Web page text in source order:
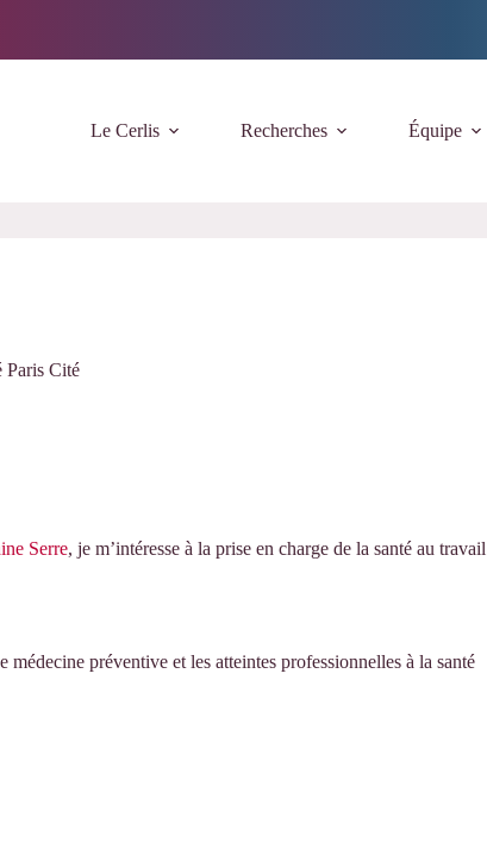
Le Cerlis Recherches Équipe
Paris Cité
Serre, je m’intéresse à la prise en charge de la santé au travail
préventive et les atteintes professionnelles à la santé